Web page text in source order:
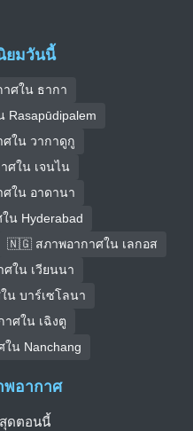
ยมวันนี้
ศใน ธากา
ใน วากาดูกู
ใน เจนไน
ใน อาดานา
Hyderabad
🇳🇬 สภาพอากาศใน เลกอส
ใน เวียนนา
บาร์เซโลนา
ศใน เฉิงตู
น Nanchang
พอากาศ
ดตอนนี้